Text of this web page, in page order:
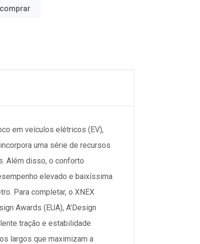
em veículos elétricos (EV),
uma série de recursos
Além disso, o conforto
elevado e baixíssima
Para completar, o XNEX
Awards (EUA), A'Design
tração e estabilidade
largos que maximizam a